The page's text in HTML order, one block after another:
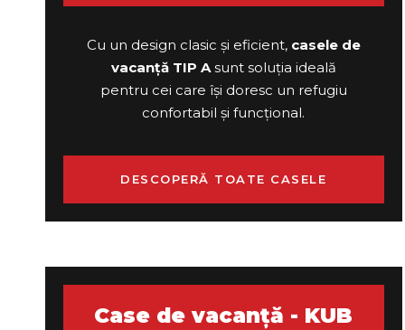
Cu un design clasic și eficient, casele de
vacanță TIP Asunt soluția ideală
pentru cei care își doresc un refugiu
confortabil și funcțional.
DESCOPERĂ TOATE CASELE
Case de vacanță - KUB